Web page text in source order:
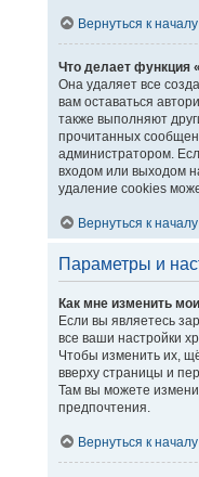
Вернуться к началу
Что делает функция
Она удаляет все
вам оставаться
также выполняют
прочитанных
администратором.
входом или выходом
удаление cookies
Вернуться к началу
Параметры и
Как мне изменить
Если вы являетесь
все ваши настройки
Чтобы изменить их,
вверху страницы и
Там вы можете
предпочтения.
Вернуться к началу